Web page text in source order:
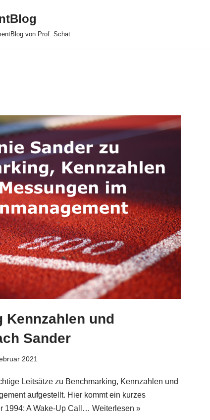
von Prof. Schat
Kennzahlen und
Sander
2021
Leit­sät­ze zu Bench­mar­king, Kenn­zah­len und
auf­ge­stellt. Hier kommt ein kur­zes
1994: A Wake-Up Call… Wei­ter­le­sen »